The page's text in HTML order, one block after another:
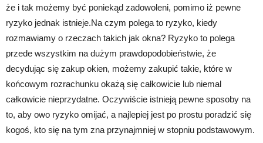
że i tak możemy być poniekąd zadowoleni, pomimo iż pewne
ryzyko jednak istnieje.Na czym polega to ryzyko, kiedy
rozmawiamy o rzeczach takich jak okna? Ryzyko to polega
przede wszystkim na dużym prawdopodobieństwie, że
decydując się zakup okien, możemy zakupić takie, które w
końcowym rozrachunku okażą się całkowicie lub niemal
całkowicie nieprzydatne. Oczywiście istnieją pewne sposoby na
to, aby owo ryzyko omijać, a najlepiej jest po prostu poradzić się
kogoś, kto się na tym zna przynajmniej w stopniu podstawowym.